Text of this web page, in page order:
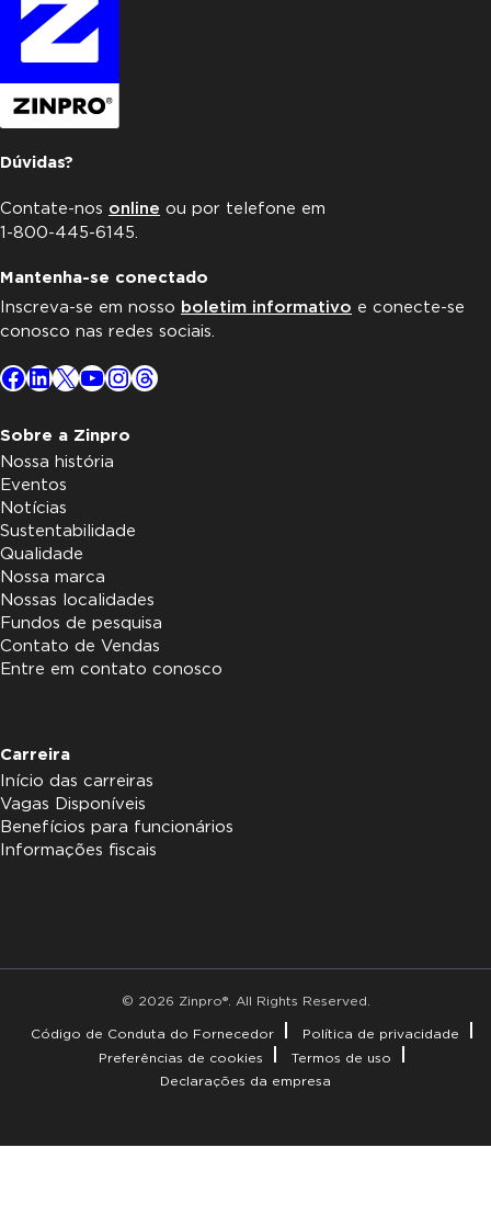
Dúvidas?
Contate-nos online ou por telefone em
1-800-445-6145.
Mantenha-se conectado
Inscreva-se em nosso boletim informativo e conecte-se
conosco nas redes sociais.
Facebook
LinkedIn
X YouTube
Instagram
Threads
Sobre a Zinpro
Nossa história
Eventos
Notícias
Sustentabilidade
Qualidade
Nossa marca
Nossas localidades
Fundos de pesquisa
Contato de Vendas
Entre em contato conosco
Carreira
Início das carreiras
Vagas Disponíveis
Benefícios para funcionários
Informações fiscais
© 2026 Zinpro®. All Rights Reserved.
Código de Conduta do Fornecedor
Política de privacidade
Preferências de cookies
Termos de uso
Declarações da empresa